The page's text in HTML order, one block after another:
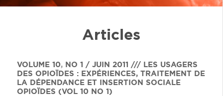
Articles
VOLUME 10, NO 1 / JUIN 2011 /// LES USAGERS
DES OPIOÏDES : EXPÉRIENCES, TRAITEMENT DE
LA DÉPENDANCE ET INSERTION SOCIALE
OPIOÏDES (VOL 10 NO 1)